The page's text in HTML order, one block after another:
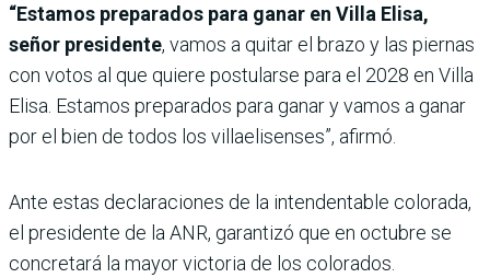
“Estamos preparados para ganar en Villa Elisa,
señor presidente, vamos a quitar el brazo y las piernas
con votos al que quiere postularse para el 2028 en Villa
Elisa. Estamos preparados para ganar y vamos a ganar
por el bien de todos los villaelisenses”, afirmó.
Ante estas declaraciones de la intendentable colorada,
el presidente de la ANR, garantizó que en octubre se
concretará la mayor victoria de los colorados.